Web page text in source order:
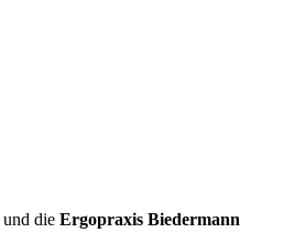
und die Ergopraxis Biedermann